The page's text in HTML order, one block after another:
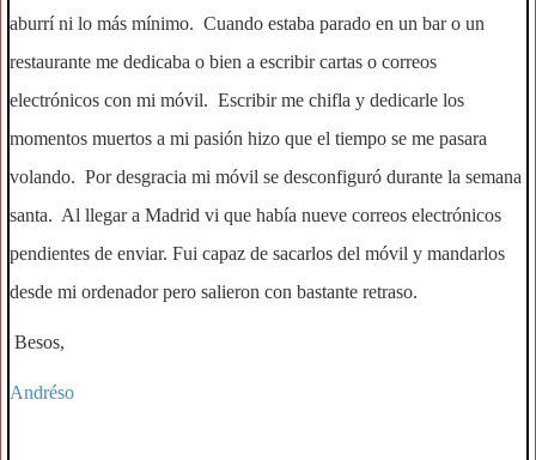
aburrí ni lo más mínimo. Cuando estaba parado en un bar o un
restaurante me dedicaba o bien a escribir cartas o correos
electrónicos con mi móvil. Escribir me chifla y dedicarle los
momentos muertos a mi pasión hizo que el tiempo se me pasara
volando. Por desgracia mi móvil se desconfiguró durante la semana
santa. Al llegar a Madrid vi que había nueve correos electrónicos
pendientes de enviar. Fui capaz de sacarlos del móvil y mandarlos
desde mi ordenador pero salieron con bastante retraso.
Besos,
Andréso